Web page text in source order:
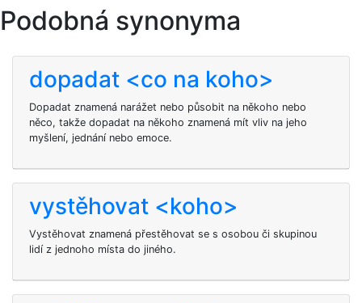
Podobná synonyma
dopadat <co na koho>
Dopadat znamená narážet nebo působit na někoho nebo
něco, takže dopadat na někoho znamená mít vliv na jeho
myšlení, jednání nebo emoce.
vystěhovat <koho>
Vystěhovat znamená přestěhovat se s osobou či skupinou
lidí z jednoho místa do jiného.